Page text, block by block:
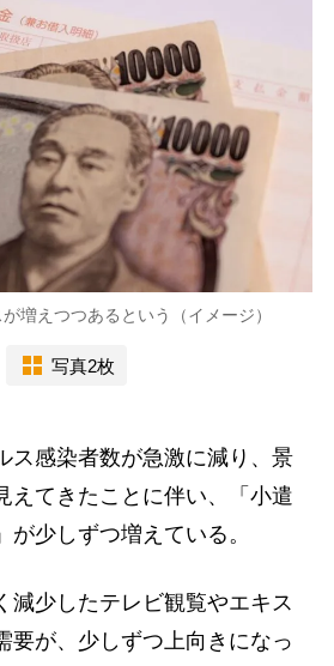
増えつつあるという（イメージ）
写真2枚
感染者数が急激に減り、景
えてきたことに伴い、「小遣
が少しずつ増えている。
減少したテレビ観覧やエキス
要が、少しずつ上向きになっ